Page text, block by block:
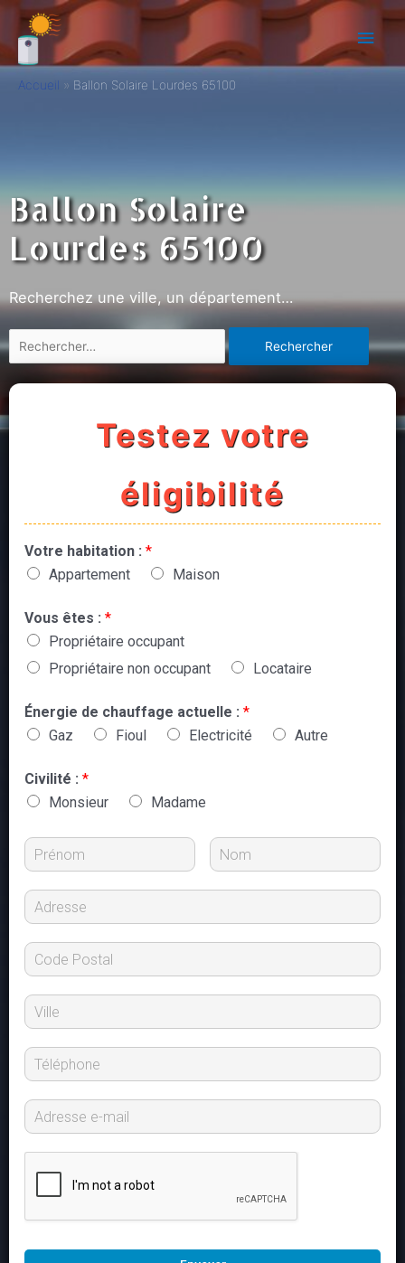
Accueil Ballon Solaire Lourdes 65100
Ballon Solaire
Lourdes 65100
Recherchez une ville, un département…
Testez votre
éligibilité
Votre habitation : *
Appartement
Maison
Vous êtes : *
Propriétaire occupant
Propriétaire non occupant
Locataire
Énergie de chauffage actuelle : *
Gaz
Fioul Electricité Autre
Civilité : *
Monsieur
Madame